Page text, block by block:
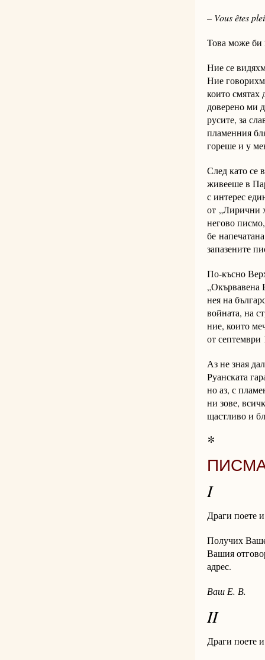
– Vous êtes
Това може би
Ние се
Ние
които смятах
доверено ми
русите, за
пламенния
гореше и у
След като се
живееше в
с интерес
от „Лирични
негово
бе
запазените
По-късно
„Окървавена
нея на
войната, на
ние, които
от септември
Аз не зная
Руанската
но аз, с
ни зове,
щастливо и
*
I
Драги поете
Получих
Вашия
адрес.
Ваш Е. В.
II
Драги поете